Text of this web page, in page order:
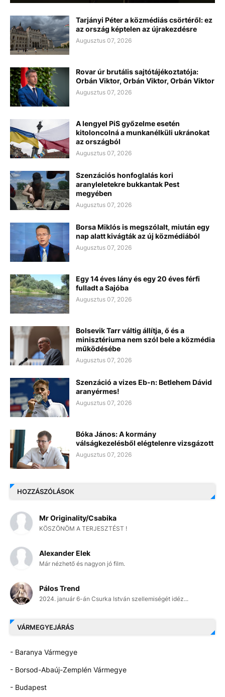
Tarjányi Péter a közmédiás csörtéről: ez
az ország képtelen az újrakezdésre
Augusztus 07, 2026
Rovar úr brutális sajtótájékoztatója:
Orbán Viktor, Orbán Viktor, Orbán Viktor
Augusztus 07, 2026
A lengyel PiS győzelme esetén
kitoloncolná a munkanélküli ukránokat
az országból
Augusztus 07, 2026
Szenzációs honfoglalás kori
aranyleletekre bukkantak Pest
megyében
Augusztus 07, 2026
Borsa Miklós is megszólalt, miután egy
nap alatt kivágták az új közmédiából
Augusztus 07, 2026
Egy 14 éves lány és egy 20 éves férfi
fulladt a Sajóba
Augusztus 07, 2026
Bolsevik Tarr váltig állítja, ő és a
minisztériuma nem szól bele a közmédia
működésébe
Augusztus 07, 2026
Szenzáció a vizes Eb-n: Betlehem Dávid
aranyérmes!
Augusztus 07, 2026
Bóka János: A kormány
válságkezelésből elégtelenre vizsgázott
Augusztus 07, 2026
HOZZÁSZÓLÁSOK
Mr Originality/Csabika
KÖSZÖNÖM A TERJESZTÉST !
Alexander Elek
Már nézhető és nagyon jó film.
Pálos Trend
2024. január 6-án Csurka István szellemiségét idéz...
VÁRMEGYEJÁRÁS
- Baranya Vármegye
- Borsod-Abaúj-Zemplén Vármegye
- Budapest